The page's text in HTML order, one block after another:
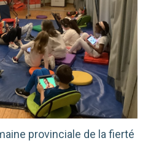
provinciale de la fierté